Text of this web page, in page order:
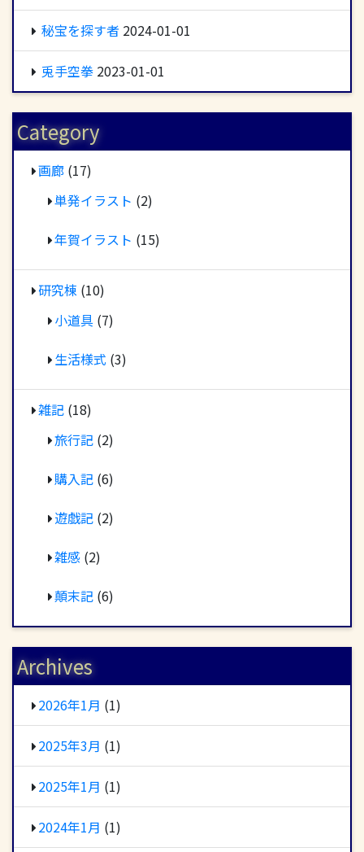
秘宝を探す者 2024-01-01
兎手空拳 2023-01-01
Category
画廊 (17)
単発イラスト (2)
年賀イラスト (15)
研究棟 (10)
小道具 (7)
生活様式 (3)
雑記 (18)
旅行記 (2)
購入記 (6)
遊戯記 (2)
雑感 (2)
顛末記 (6)
Archives
2026年1月 (1)
2025年3月 (1)
2025年1月 (1)
2024年1月 (1)